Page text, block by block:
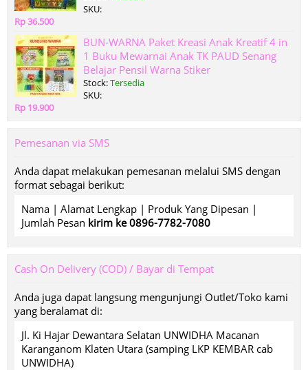
SKU:
Rp 36.500
BUN-WARNA Paket Kreasi Anak Kreatif 4 in
1 Buku Mewarnai Anak TK PAUD Senang
Belajar Pensil Warna Stiker
Stock:Tersedia
SKU:
Rp 19.900
Pemesanan via SMS
Anda dapat melakukan pemesanan melalui SMS dengan
format sebagai berikut:
Nama | Alamat Lengkap | Produk Yang Dipesan |
Jumlah Pesan kirim ke 0896-7782-7080
Cash On Delivery (COD) / Bayar di Tempat
Anda juga dapat langsung mengunjungi Outlet/Toko kami
yang beralamat di:
Jl. Ki Hajar Dewantara Selatan UNWIDHA Macanan
Karanganom Klaten Utara (samping LKP KEMBAR cab
UNWIDHA)